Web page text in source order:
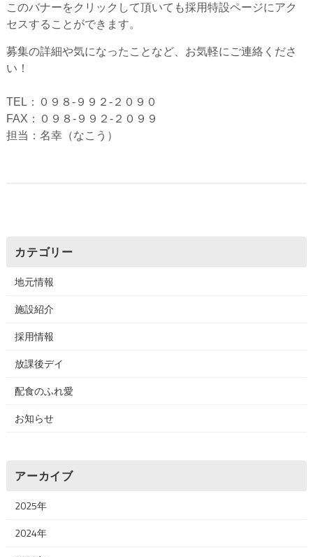
このバナーをクリックして頂いても採用特設ページにアク
セスすることができます。
募集の詳細や気になったことなど、お気軽にご連絡くださ
い！
TEL：０９８-９９２-２０９０
FAX：０９８-９９２-２０９９
担当：名幸（なこう）
カテゴリー
地元情報
施設紹介
採用情報
放課後デイ
配食のふれ愛
お知らせ
アーカイブ
2025年
2024年